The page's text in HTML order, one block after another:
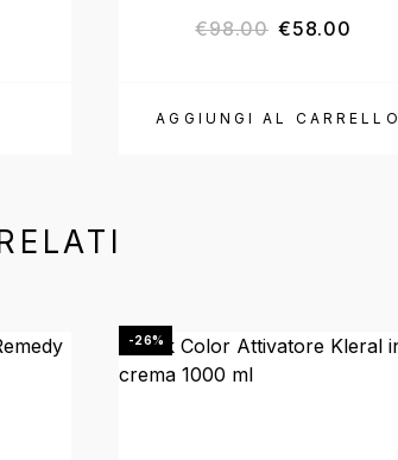
AGGIUNGI AL CARRELLO
€98.00 €58.00
-26%